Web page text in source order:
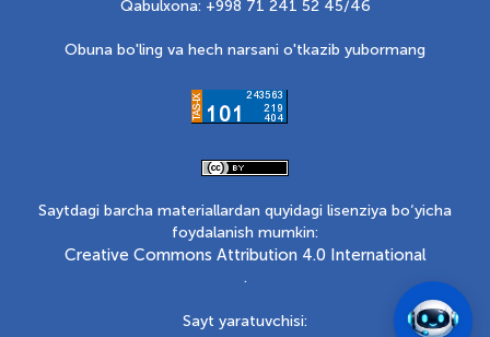
Qabulxona: +998 71 241 52 45/46
Obuna bo'ling va hech narsani o'tkazib yubormang
Saytdagi barcha materiallardan quyidagi lisenziya bo‘yicha
foydalanish mumkin:
Creative Commons Attribution 4.0 International
.
Sayt yaratuvchisi: